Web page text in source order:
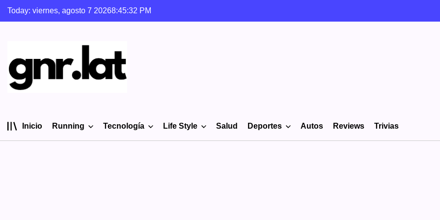
Today: viernes, agosto 7 20268:45:33 PM
Inicio Running Tecnología Life Style Salud Deportes Autos Reviews Trivias